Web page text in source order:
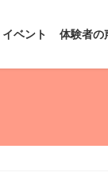
イベント 体験者の